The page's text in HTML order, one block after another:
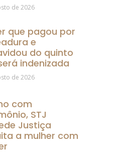
de 2026
que pagou por
e
do quinto
indenizada
de 2026
com
STJ
Justiça
a mulher com